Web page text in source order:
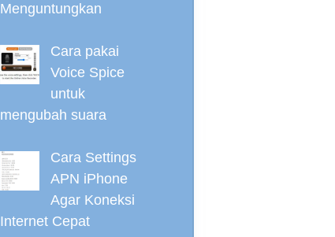
Menguntungkan
Cara pakai
Voice Spice
untuk
mengubah suara
Cara Settings
APN iPhone
Agar Koneksi
Internet Cepat